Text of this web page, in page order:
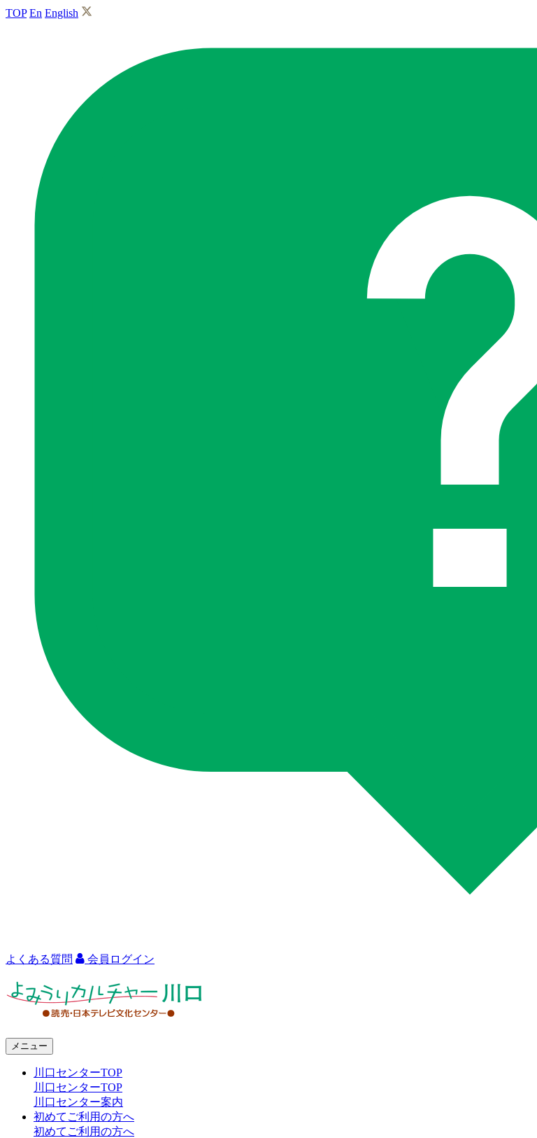
TOP En English
よくある質問 会員ログイン
メニュー
川口センターTOP
川口センターTOP
川口センター案内
初めてご利用の方へ
初めてご利用の方へ